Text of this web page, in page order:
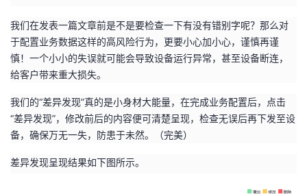
我们在发表一篇文章前是不是要检查一下有没有错别字呢？那么对
于配置业务数据这样的高风险行为，更要小心加小心，谨慎再谨
慎！一个小小的失误就可能会导致设备运行异常，甚至设备断连，
给客户带来重大损失。
我们的“差异发现”真的是小身材大能量，在完成业务配置后，点击
“差异发现”，修改前后的内容便可清楚呈现，检查无误后再下发至设
备，确保万无一失，防患于未然。（完美）
差异发现呈现结果如下图所示。